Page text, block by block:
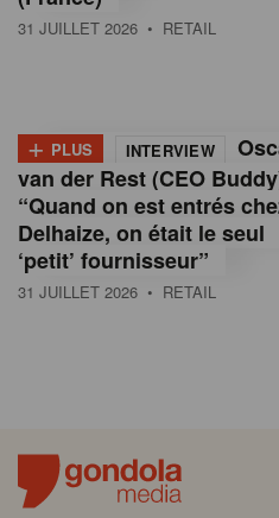
31 JUILLET 2026 • RETAIL
+ PLUS INTERVIEW
van der Rest (CEO
“Quand on est entrés
Delhaize, on était le seul
‘petit’ fournisseur”
31 JUILLET 2026 • RETAIL